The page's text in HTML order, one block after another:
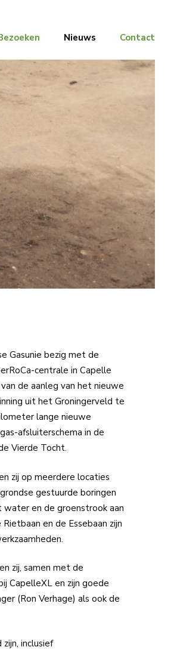
Nieuws Contact
Gasunie bezig met de
centrale in Capelle
de aanleg van het nieuwe
uit het Groningerveld te
lange nieuwe
afsluiterschema in de
Vierde Tocht.
zij op meerdere locaties
gestuurde boringen
en de groenstrook aan
en de Essebaan zijn
zij, samen met de
CapelleXL en zijn goede
(Ron Verhage) als ook de
inclusief